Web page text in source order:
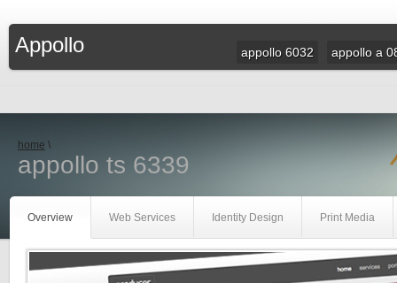
Appollo appollo 6032 appollo a
home \
appollo ts 6339
Overview Web Services Identity Design Print Media